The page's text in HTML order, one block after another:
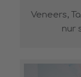
Veneers,
nur